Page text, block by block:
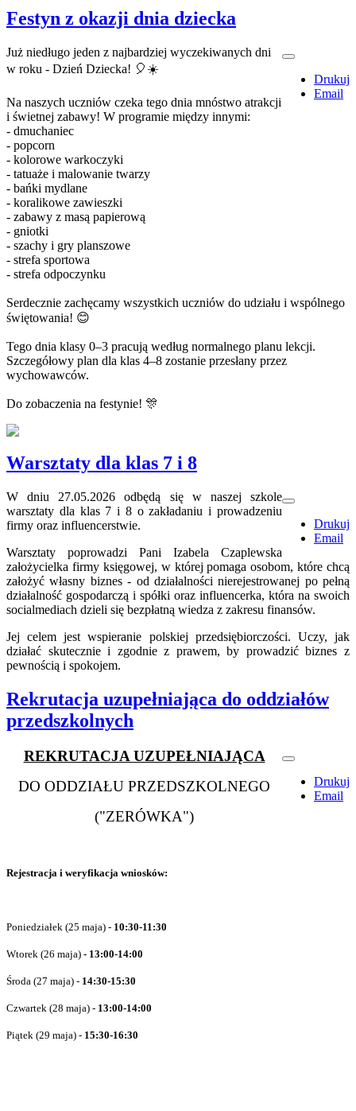
Festyn z okazji dnia dziecka
Drukuj
Email
Już niedługo jeden z najbardziej wyczekiwanych dni
w roku - Dzień Dziecka! 🎈 ☀️
Na naszych uczniów czeka tego dnia mnóstwo atrakcji
i świetnej zabawy! W programie między innymi:
- dmuchaniec
- popcorn
- kolorowe warkoczyki
- tatuaże i malowanie twarzy
- bańki mydlane
- koralikowe zawieszki
- zabawy z masą papierową
- gniotki
- szachy i gry planszowe
- strefa sportowa
- strefa odpoczynku
Serdecznie zachęcamy wszystkich uczniów do udziału i wspólnego
świętowania! 😊
Tego dnia klasy 0–3 pracują według normalnego planu lekcji.
Szczegółowy plan dla klas 4–8 zostanie przesłany przez
wychowawców.
Do zobaczenia na festynie! 🎊
Warsztaty dla klas 7 i 8
Drukuj
Email
W dniu 27.05.2026 odbędą się w naszej szkole
warsztaty dla klas 7 i 8 o zakładaniu i prowadzeniu
firmy oraz influencerstwie.
Warsztaty poprowadzi Pani Izabela Czaplewska
założycielka firmy księgowej, w której pomaga osobom, które chcą
założyć własny biznes - od działalności nierejestrowanej po pełną
działalność gospodarczą i spółki oraz influencerka, która na swoich
socialmediach dzieli się bezpłatną wiedza z zakresu finansów.
Jej celem jest wspieranie polskiej przedsiębiorczości. Uczy, jak
działać skutecznie i zgodnie z prawem, by prowadzić biznes z
pewnością i spokojem.
Rekrutacja uzupełniająca do oddziałów
przedszkolnych
Drukuj
Email
REKRUTACJA UZUPEŁNIAJĄCA
DO ODDZIAŁU PRZEDSZKOLNEGO
("ZERÓWKA")
Rejestracja i weryfikacja wniosków:
Poniedziałek (25 maja) - 10:30-11:30
Wtorek (26 maja) - 13:00-14:00
Środa (27 maja) - 14:30-15:30
Czwartek (28 maja) - 13:00-14:00
Piątek (29 maja) - 15:30-16:30